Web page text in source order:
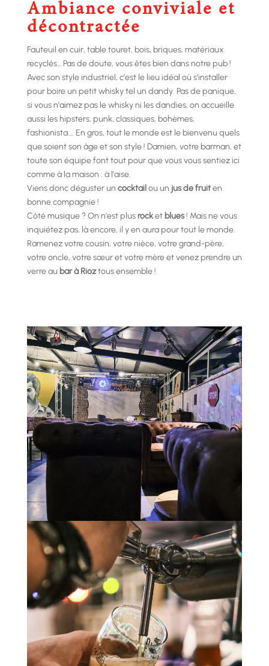
Ambiance conviviale et
décontractée
Fauteuil en cuir, table touret, bois, briques, matériaux
recyclés… Pas de doute, vous êtes bien dans notre pub !
Avec son style industriel, c’est le lieu idéal où s’installer
pour boire un petit whisky tel un dandy. Pas de panique,
si vous n’aimez pas le whisky ni les dandies, on accueille
aussi les hipsters, punk, classiques, bohèmes,
fashionista…. En gros, tout le monde est le bienvenu quels
que soient son âge et son style ! Damien, votre barman, et
toute son équipe font tout pour que vous vous sentiez ici
comme à la maison : à l’aise.
Viens donc déguster un cocktail ou un jus de fruiten
bonne compagnie !
Côté musique ? On n’est plusrocket blues! Mais ne vous
inquiétez pas, là encore, il y en aura pour tout le monde.
Ramenez votre cousin, votre nièce, votre grand-père,
votre oncle, votre sœur et votre mère et venez prendre un
verre au bar à Rioztous ensemble !